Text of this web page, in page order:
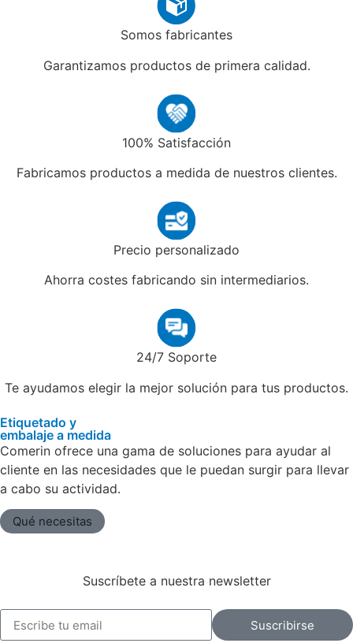
Somos fabricantes
Garantizamos productos de primera calidad.
100% Satisfacción
Fabricamos productos a medida de nuestros clientes.
Precio personalizado
Ahorra costes fabricando sin intermediarios.
24/7 Soporte
Te ayudamos elegir la mejor solución para tus productos.
Etiquetado y
embalaje a medida
Comerin ofrece una gama de soluciones para ayudar al
cliente en las necesidades que le puedan surgir para llevar
a cabo su actividad.
Qué necesitas
Suscríbete a nuestra newsletter
Suscribirse